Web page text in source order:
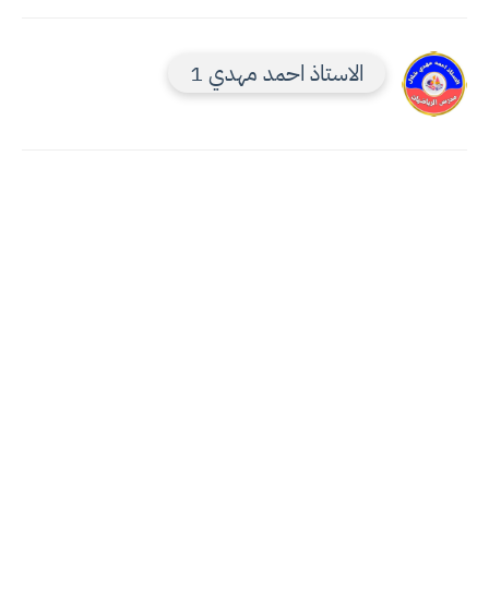
الاستاذ احمد مهدي 1